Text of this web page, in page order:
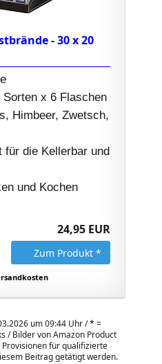
- 30 x 20
x 6 Flaschen
Himbeer, Zwetsch,
für die Kellerbar und
und Kochen
24,95 EUR
Zum Produkt *
um 09:44 Uhr /* =
/ Bilder von Amazon Product
für qualifizierte
Beitrag getätigt werden.